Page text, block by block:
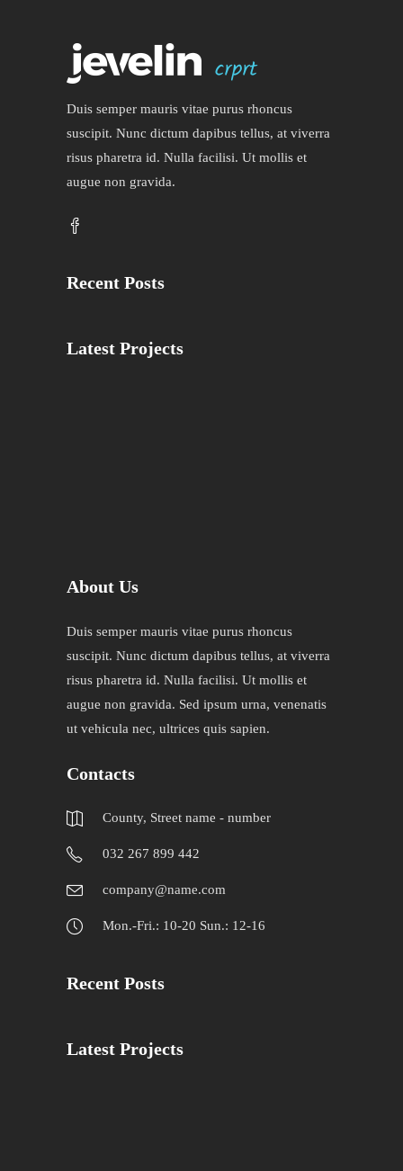
Duis semper mauris vitae purus rhoncus
suscipit. Nunc dictum dapibus tellus, at viverra
risus pharetra id. Nulla facilisi. Ut mollis et
augue non gravida.
Recent Posts
Latest Projects
About Us
Duis semper mauris vitae purus rhoncus
suscipit. Nunc dictum dapibus tellus, at viverra
risus pharetra id. Nulla facilisi. Ut mollis et
augue non gravida. Sed ipsum urna, venenatis
ut vehicula nec, ultrices quis sapien.
Contacts
County, Street name - number
032 267 899 442
company@name.com
Mon.-Fri.: 10-20 Sun.: 12-16
Recent Posts
Latest Projects